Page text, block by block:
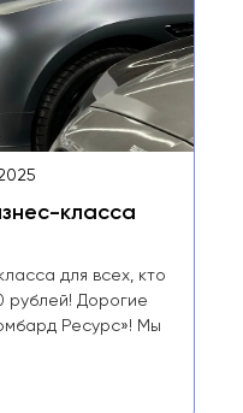
класса
для всех, кто
рублей! Дорогие
Ресурс»! Мы